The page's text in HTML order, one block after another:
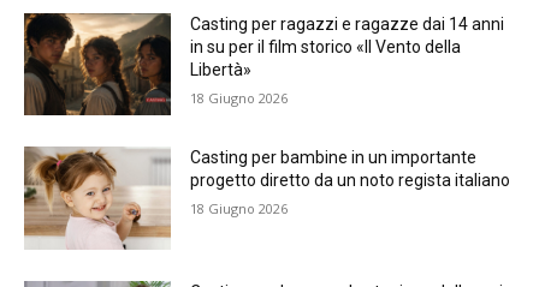
Casting per ragazzi e ragazze dai 14 anni
in su per il film storico «Il Vento della
Libertà»
18 Giugno 2026
Casting per bambine in un importante
progetto diretto da un noto regista italiano
18 Giugno 2026